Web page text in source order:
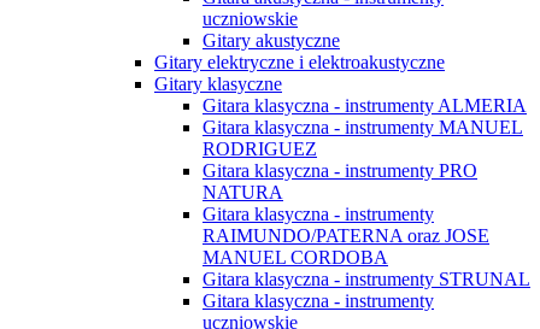
uczniowskie
Gitary akustyczne
Gitary elektryczne i elektroakustyczne
Gitary klasyczne
Gitara klasyczna - instrumenty ALMERIA
Gitara klasyczna - instrumenty MANUEL
RODRIGUEZ
Gitara klasyczna - instrumenty PRO
NATURA
Gitara klasyczna - instrumenty
RAIMUNDO/PATERNA oraz JOSE
MANUEL CORDOBA
Gitara klasyczna - instrumenty STRUNAL
Gitara klasyczna - instrumenty
uczniowskie